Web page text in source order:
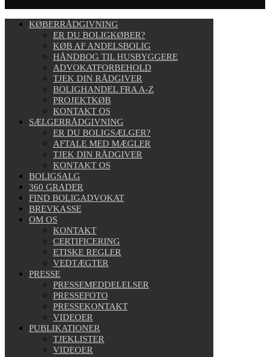
KØBERRÅDGIVNING
ER DU BOLIGKØBER?
KØB AF ANDELSBOLIG
HÅNDBOG TIL HUSBYGGERE
ADVOKATFORBEHOLD
TJEK DIN RÅDGIVER
BOLIGHANDEL FRA A-Z
PROJEKTKØB
KONTAKT OS
SÆLGERRÅDGIVNING
ER DU BOLIGSÆLGER?
AFTALE MED MÆGLER
TJEK DIN RÅDGIVER
KONTAKT OS
BOLIGSALG
360 GRADER
FIND BOLIGADVOKAT
BREVKASSE
OM OS
KONTAKT
CERTIFICERING
ETISKE REGLER
VEDTÆGTER
PRESSE
PRESSEMEDDELELSER
PRESSEFOTO
PRESSEKONTAKT
VIDEOER
PUBLIKATIONER
TJEKLISTER
VIDEOER